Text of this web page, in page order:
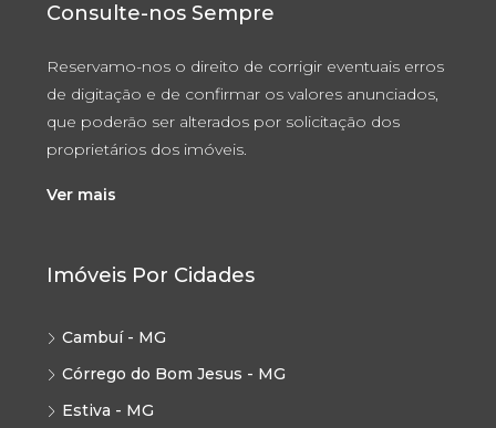
Consulte-nos Sempre
Reservamo-nos o direito de corrigir eventuais erros
de digitação e de confirmar os valores anunciados,
que poderão ser alterados por solicitação dos
proprietários dos imóveis.
Ver mais
Imóveis Por Cidades
Cambuí - MG
Córrego do Bom Jesus - MG
Estiva - MG